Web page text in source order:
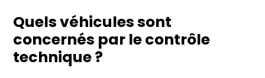
Quels véhicules sont
concernés par le contrôle
technique ?